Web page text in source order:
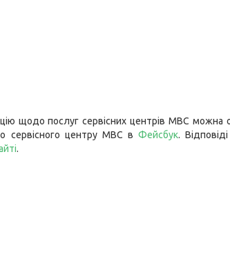
щодо послуг сервісних центрів МВС
сервісного центру МВС вФейсбук.
.